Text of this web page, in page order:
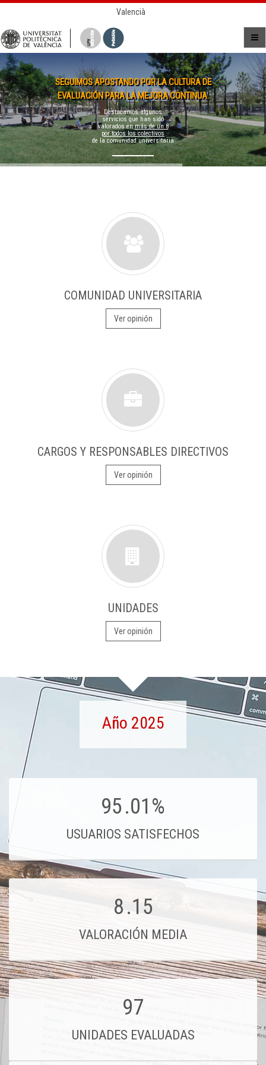
Valencià
SEGUIMOS APOSTANDO POR LA CULTURA DE
EVALUACIÓN PARA LA MEJORA CONTINUA.
Destacamos algunos
servicios que han sido
valorados enmás de un 8
por todos los colectivos
de la comunidad universitaria
COMUNIDAD UNIVERSITARIA
Ver opinión
CARGOS Y RESPONSABLES DIRECTIVOS
Ver opinión
UNIDADES
Ver opinión
Año 2025
95.01%
USUARIOS SATISFECHOS
8.15
VALORACIÓN MEDIA
97
UNIDADES EVALUADAS